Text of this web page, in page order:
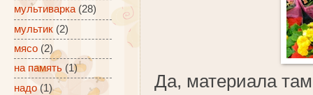
Да, материала там
мультиварка (28)
мультик (2)
мясо (2)
на память (1)
надо (1)